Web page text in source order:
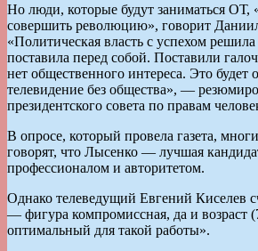
Но люди, которые будут заниматься ОТ,
совершить революцию», говорит
«Политическая власть с успехом решила
поставила перед собой. Поставили
нет общественного интереса. Это будет
телевидение без общества», —
президентского совета по правам
В опросе, который провела газета,
говорят, что Лысенко — лучшая
профессионалом и авторитетом.
Однако телеведущий Евгений Киселев
— фигура компромиссная, да и возраст
оптимальный для такой работы».